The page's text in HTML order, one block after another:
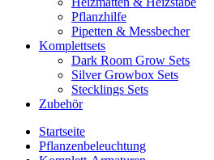
Pflanzhilfe
Pipetten & Messbecher
Komplettsets
Dark Room Grow Sets
Silver Growbox Sets
Stecklings Sets
Zubehör
Startseite
Pflanzenbeleuchtung